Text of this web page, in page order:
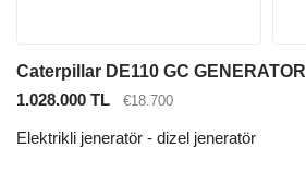
Caterpillar DE110 GC GENERATOR
1.028.000 TL
€18.700
Elektrikli jeneratör - dizel jeneratör